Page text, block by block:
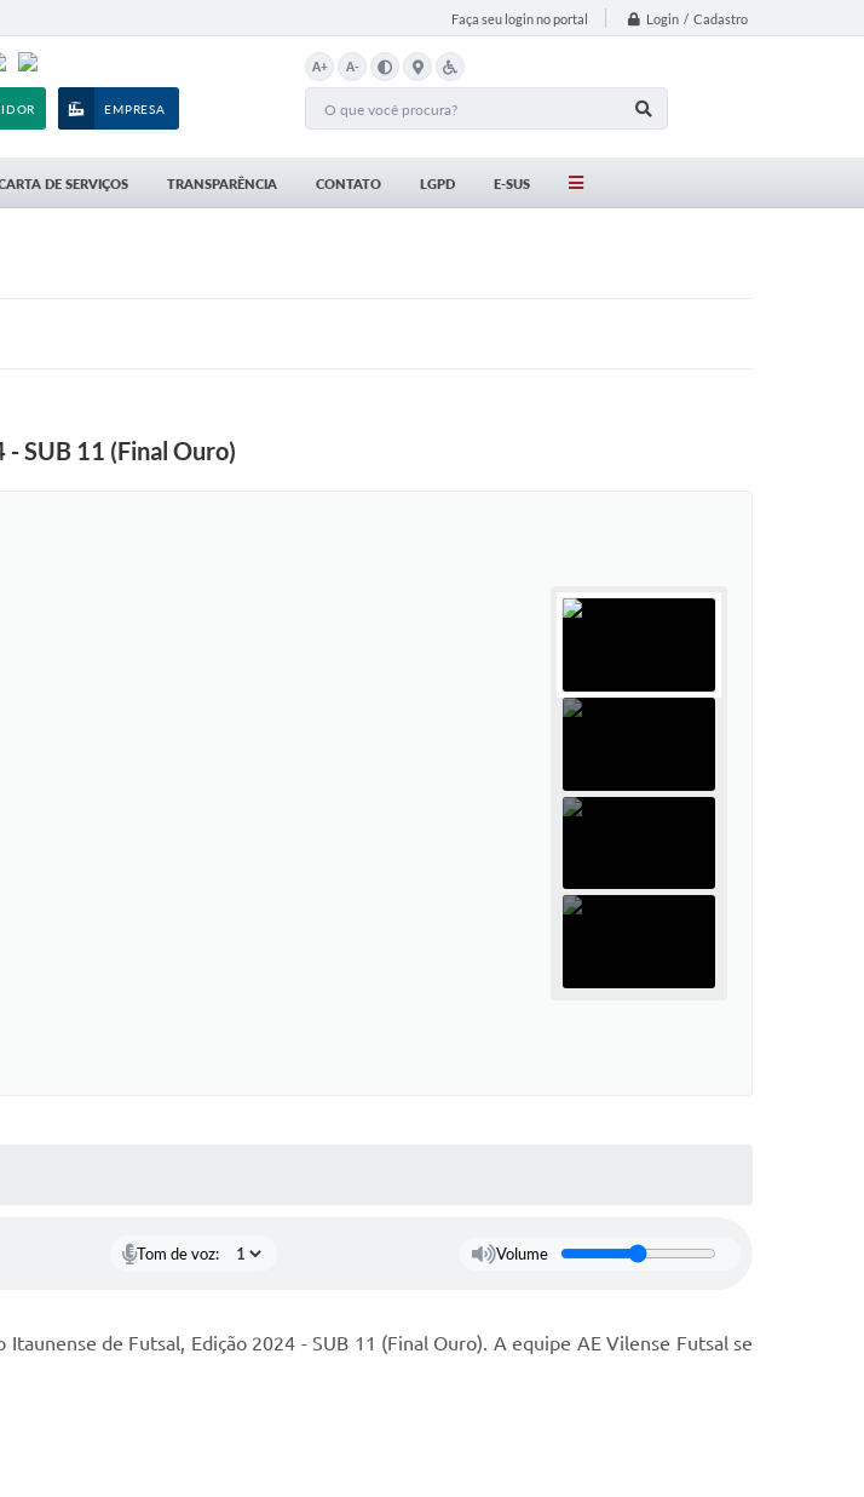
Faça seu login no portal Login / Cadastro
EMPRESA
A+ A-
DE SERVIÇOS TRANSPARÊNCIA CONTATO LGPD E-SUS
- SUB 11 (Final Ouro)
Tom de voz: Volume
de Futsal, Edição 2024 - SUB 11 (Final Ouro). A equipe AE Vilense Futsal se